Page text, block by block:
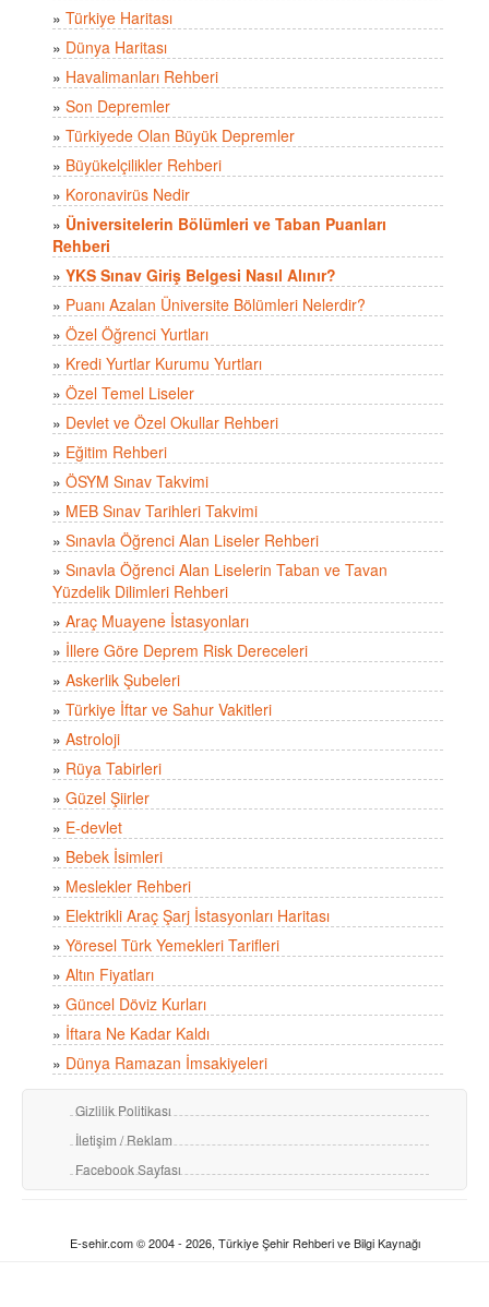
» Türkiye Haritası
» Dünya Haritası
» Havalimanları Rehberi
» Son Depremler
» Türkiyede Olan Büyük Depremler
» Büyükelçilikler Rehberi
» Koronavirüs Nedir
» Üniversitelerin Bölümleri ve Taban Puanları
Rehberi
» YKS Sınav Giriş Belgesi Nasıl Alınır?
» Puanı Azalan Üniversite Bölümleri Nelerdir?
» Özel Öğrenci Yurtları
» Kredi Yurtlar Kurumu Yurtları
» Özel Temel Liseler
» Devlet ve Özel Okullar Rehberi
» Eğitim Rehberi
» ÖSYM Sınav Takvimi
» MEB Sınav Tarihleri Takvimi
» Sınavla Öğrenci Alan Liseler Rehberi
» Sınavla Öğrenci Alan Liselerin Taban ve Tavan
Yüzdelik Dilimleri Rehberi
» Araç Muayene İstasyonları
» İllere Göre Deprem Risk Dereceleri
» Askerlik Şubeleri
» Türkiye İftar ve Sahur Vakitleri
» Astroloji
» Rüya Tabirleri
» Güzel Şiirler
» E-devlet
» Bebek İsimleri
» Meslekler Rehberi
» Elektrikli Araç Şarj İstasyonları Haritası
» Yöresel Türk Yemekleri Tarifleri
» Altın Fiyatları
» Güncel Döviz Kurları
» İftara Ne Kadar Kaldı
» Dünya Ramazan İmsakiyeleri
Gizlilik Politikası
İletişim / Reklam
Facebook Sayfası
E-sehir.com © 2004 - 2026, Türkiye Şehir Rehberi ve Bilgi Kaynağı